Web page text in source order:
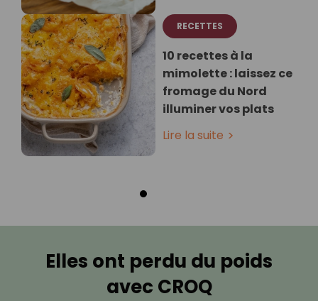
RECETTES
10 recettes à la
mimolette : laissez ce
fromage du Nord
illuminer vos plats
Lire la suite
Elles ont perdu du poids
avec CROQ